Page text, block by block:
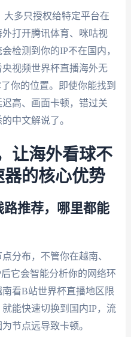
大多只授权给特定平台在
打开腾讯体育、咪咕视
检测到你的IP不在国内，
视频世界杯直播海外无
你的位置。即使你能找到
高、画面卡顿，错过关
中文解说了。
让海外看球不
的核心优势
推荐，哪里都能
分布，不管你在越南、
它会智能分析你的网络环
看B站世界杯直播地区限
能快速切换到国内IP，流
节点远导致卡顿。